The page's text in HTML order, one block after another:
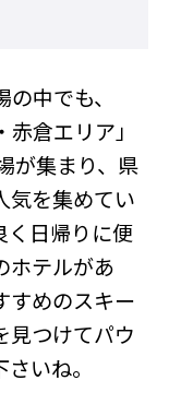
中でも、
倉エリア」
が集まり、県
気を集めてい
く日帰りに便
ホテルがあ
すめのスキー
見つけてパウ
いね。